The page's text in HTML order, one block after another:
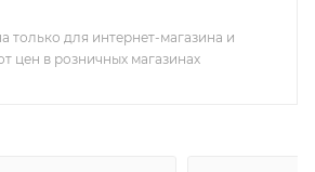
только для интернет-магазина и
цен в розничных магазинах